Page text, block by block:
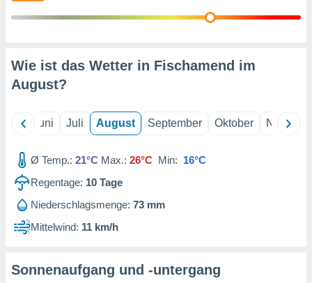
von
von
der
zur
Inhalten.
und
durch
Wie ist das Wetter in Fischamend im
August?
Juni Juli August September Oktober
Ø Temp.: 21°C Max.: 26°C Min: 16°C
Regentage: 10 Tage
Niederschlagsmenge: 73 mm
Mittelwind: 11 km/h
Sonnenaufgang und -untergang